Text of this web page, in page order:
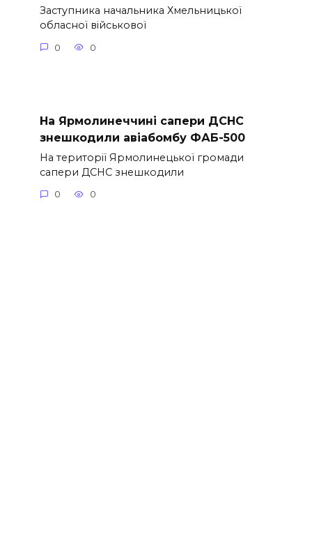
Заступника начальника Хмельницької
обласної військової
0 0
На Ярмолинеччині сапери ДСНС
знешкодили авіабомбу ФАБ-500
На території Ярмолинецької громади
сапери ДСНС знешкодили
0 0